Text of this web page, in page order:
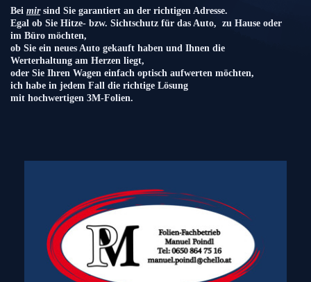
Bei mirsind Sie garantiert an der richtigen Adresse.
Egal ob Sie Hitze- bzw. Sichtschutz für das Auto, zu Hause oder
im Büro möchten,
ob Sie ein neues Auto gekauft haben und Ihnen die
Werterhaltung am Herzen liegt,
oder Sie Ihren Wagen einfach optisch aufwerten möchten,
ich habe in jedem Fall die richtige Lösung
mit hochwertigen 3M-Folien.